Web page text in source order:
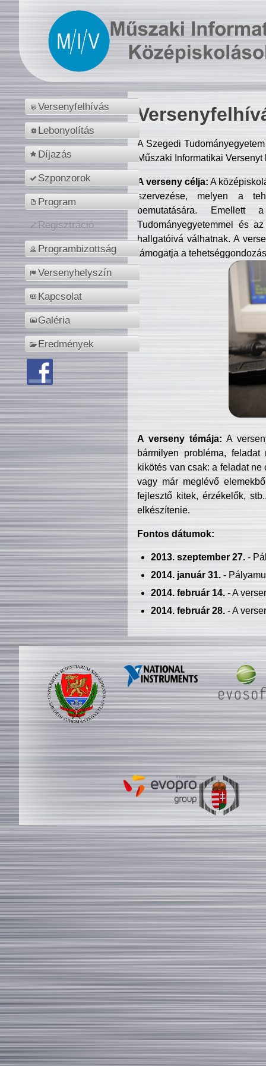
Versenyfelhívás
Lebonyolítás
Díjazás
Szponzorok
Program
Regisztráció
Programbizottság
Versenyhelyszín
Kapcsolat
Galéria
Eredmények
A Szegedi
Műszaki Informatikai
A verseny célja: A
szervezése, melyen a
bemutatására. Emellett
Tudományegyetemmel és
hallgatóivá válhatnak. A
támogatja a
A verseny témája: A
bármilyen probléma, feladat
kikötés van csak: a feladat
vagy már meglévő
fejlesztő kitek, érzékelők,
elkészítenie.
Fontos dátumok:
2013. szeptember 27.-
2014. január 31.-
2014. február 14.- A
2014. február 28.- A